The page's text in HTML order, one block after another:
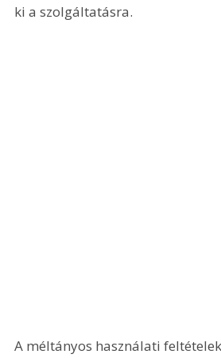
ki a szolgáltatásra.
A méltányos használati